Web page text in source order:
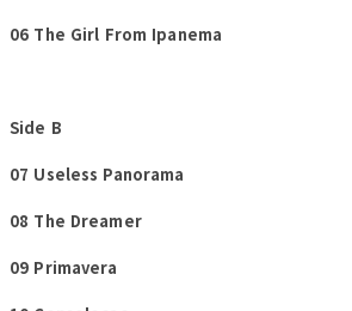
06 The Girl From Ipanema
Side B
07 Useless Panorama
08 The Dreamer
09 Primavera